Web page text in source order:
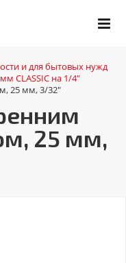
и для бытовых нужд
CLASSIC на 1/4"
25 мм, 3/32"
25 мм,